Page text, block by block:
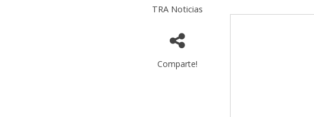
TRA Noticias
Comparte!